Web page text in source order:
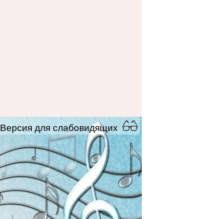
Версия для слабовидящих